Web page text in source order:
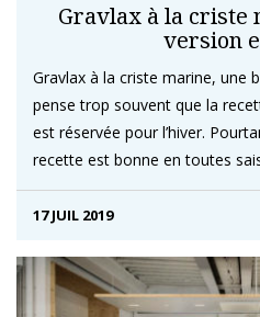
Gravlax à la criste
version
Gravlax à la criste marine, une
pense trop souvent que la
est réservée pour l’hiver.
recette est bonne en toutes
17 JUIL 2019